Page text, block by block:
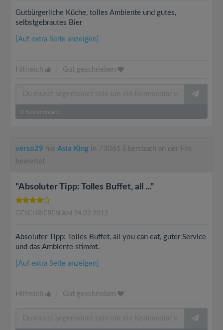
Gutbürgerliche Küche, tolles Ambiente und gutes,
selbstgebrautes Bier
[Auf extra Seite anzeigen]
Hilfreich Gut geschrieben
0 Kommentare
verso29 hat Asia King in 73061 Ebersbach an der Fils
bewertet
"Absoluter Tipp: Tolles Buffet, all ..."
GESCHRIEBEN AM 24.02.2012
Absoluter Tipp: Tolles Buffet, all you can eat, guter Service
und das Ambiente stimmt.
[Auf extra Seite anzeigen]
Hilfreich Gut geschrieben